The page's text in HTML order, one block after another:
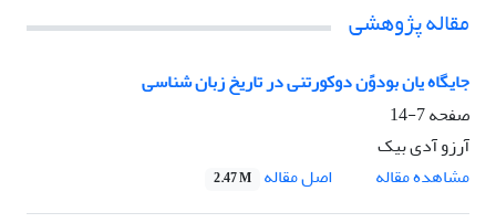
مقاله پژوهشی
جایگاه یان بودوًن دوکورتنی در تاریخ زبان شناسی
صفحه7-14
آرزو آدی بیک
مشاهده مقاله
اصل مقاله 2.47 M